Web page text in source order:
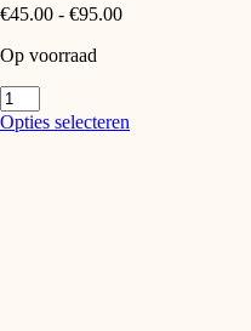
€45.00 - €95.00Prijsklasse:
Op voorraad
Lyle
&
Scott
Opties selecteren